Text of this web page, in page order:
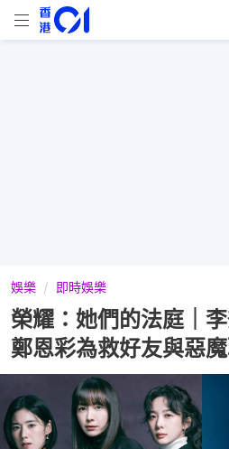
娛樂 即時娛樂
榮耀：她們的法庭｜
鄭恩彩為救好友與惡